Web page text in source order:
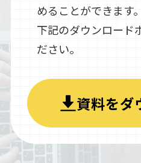
めることができます。
下記のダウンロード
ださい。
資料をダ